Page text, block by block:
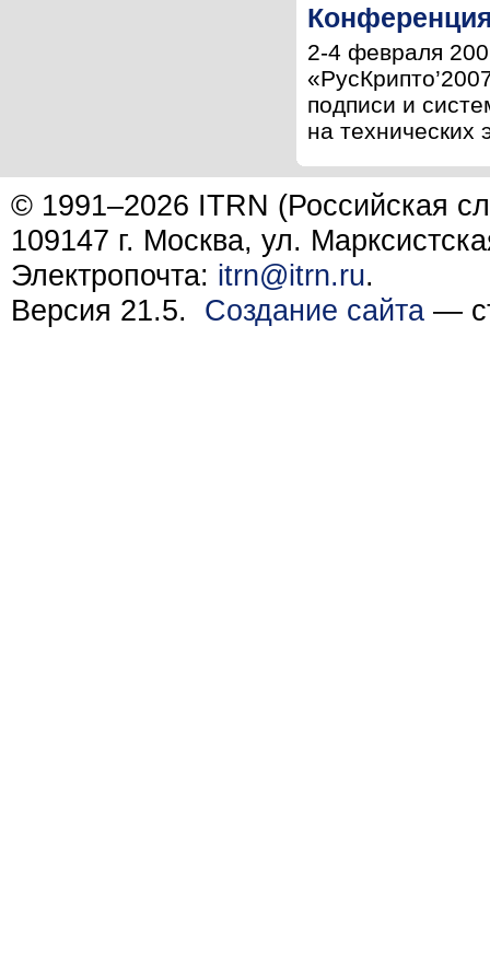
2-4 февраля
подписи и
на технических
© 1991–2026 ITRN (Российская
109147 г. Москва, ул.
Электропочта: itrn@itrn.ru.
Версия 21.5. Создание сайта —